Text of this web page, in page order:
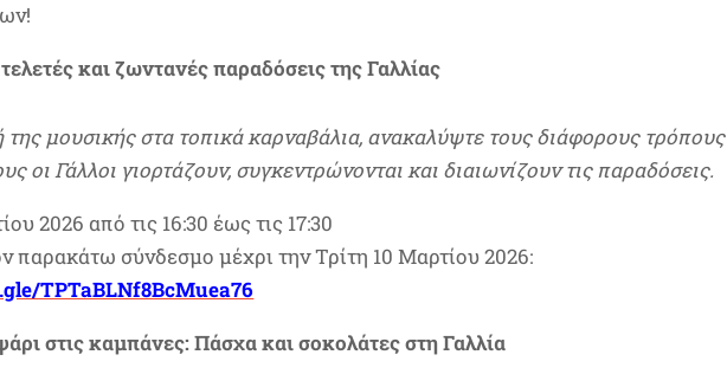
τελετές και ζωντανές παραδόσεις της Γαλλίας
της μουσικής στα τοπικά καρναβάλια, ανακαλύψτε τους διάφορους τρόπους
οι Γάλλοι γιορτάζουν, συγκεντρώνονται και διαιωνίζουν τις παραδόσεις.
2026 από τις 16:30 έως τις 17:30
παρακάτω σύνδεσμο μέχρι την Τρίτη 10 Μαρτίου 2026:
TPTaBLNf8BcMuea76
στις καμπάνες: Πάσχα και σοκολάτες στη Γαλλία